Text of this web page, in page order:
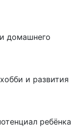
домашнего
и развития
ребёнка